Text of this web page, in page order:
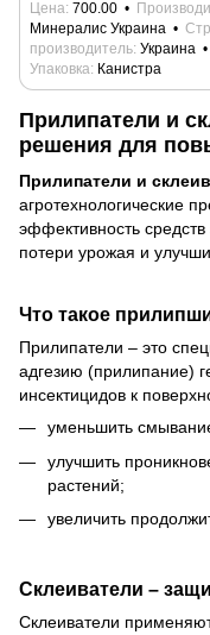
Цена 700.00
Минералис Украина
производитель Украина
Упаковка Канистра
Прилипатели и
решения для
Прилипатели и
агротехнологические
эффективность
потери урожая и
Что такое
Прилипатели – это
адгезию (прилипание)
инсектицидов к
уменьшить
улучшить
растений;
увеличить
Склеиватели –
Склеиватели